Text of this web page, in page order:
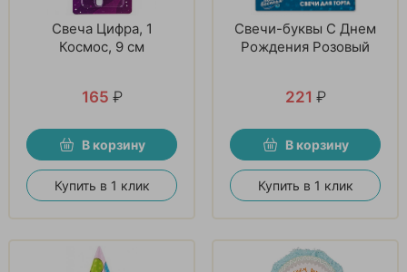
Свеча Цифра, 1
Космос, 9 см
165 ₽
В корзину
Купить в 1 клик
Свечи-буквы С Днем
Рождения Розовый
221 ₽
В корзину
Купить в 1 клик